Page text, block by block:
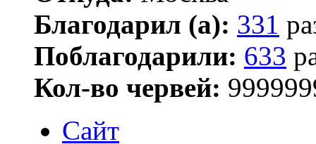
Благодарил (а): 331
Поблагодарили: 633
Кол-во червей:
Сайт